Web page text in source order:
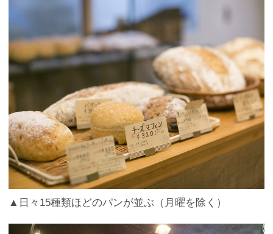
▲日々15種類ほどのパンが並ぶ（月曜を除く）